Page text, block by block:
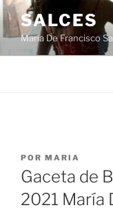
Saltar
contenido
SALCES
María De Francisco
PUBLICADO
EL
POR MARIA
Gaceta de
2021 María